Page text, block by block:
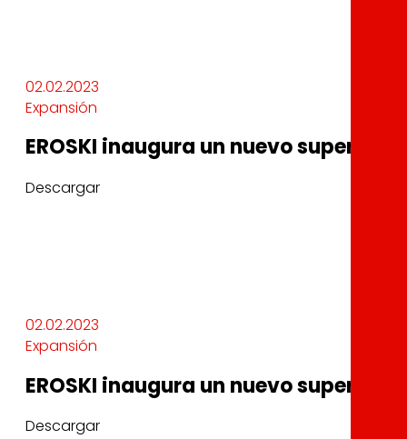
02.02.2023
Expansión
EROSKI inaugura un nuevo
Descargar
02.02.2023
Expansión
EROSKI inaugura un nuevo
Descargar